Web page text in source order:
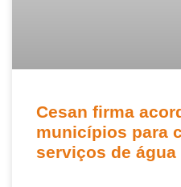
Cesan firma
municípios para
serviços de água